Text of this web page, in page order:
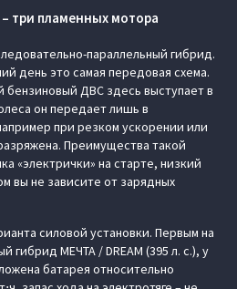
три пламенных мотора
параллельный гибрид.
день это самая передовая схема.
бензиновый ДВС здесь выступает в
он передает лишь в
при резком ускорении или
Преимущества такой
«электрички» на старте, низкий
вы не зависите от зарядных
силовой установки. Первым на
МЕЧТА / DREAM (395 л. с.), у
батарея относительно